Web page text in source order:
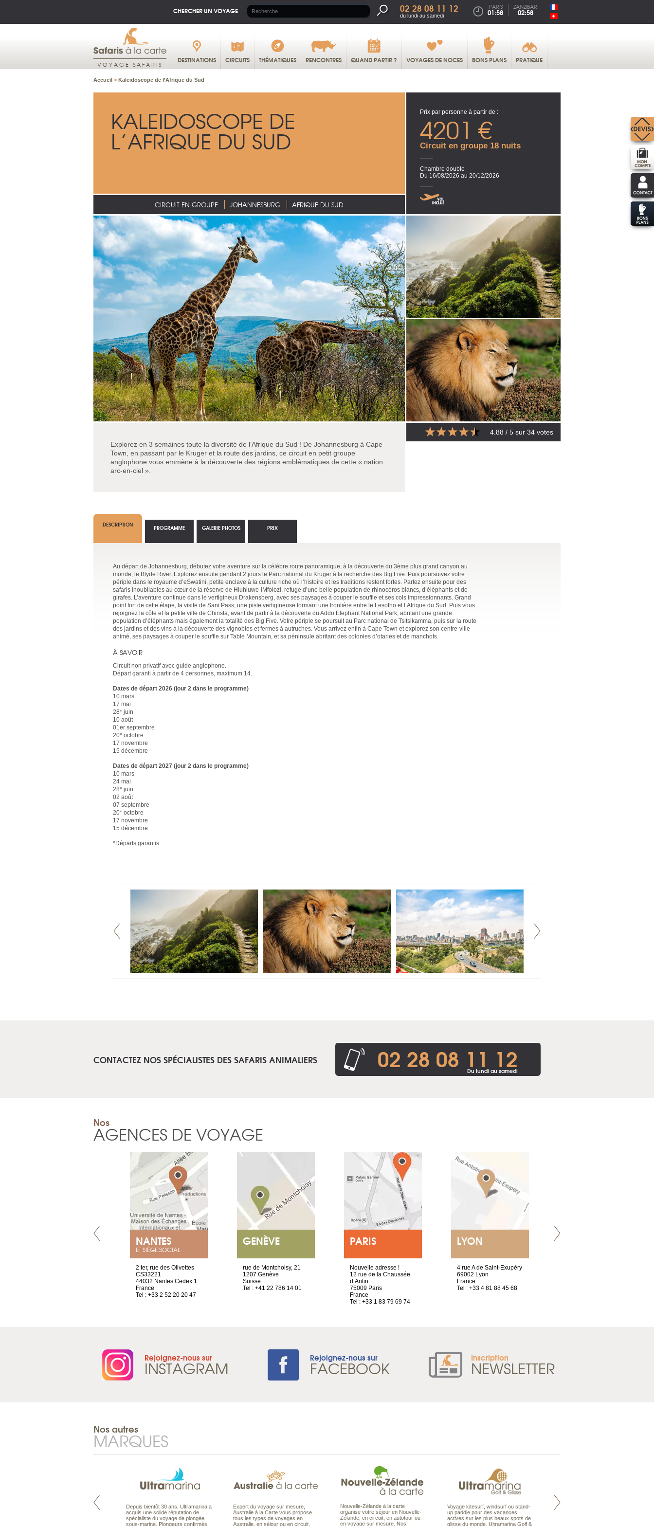
CHERCHER UN VOYAGE 02 28 08 11 12
du lundi au samedi
PARIS
01:58
ZANZIBAR
02:58
VOYAGE SAFARIS DESTINATIONS CIRCUITS THÉMATIQUES RENCONTRES QUAND PARTIR ? VOYAGES DE NOCES BONS PLANS PRATIQUE
Accueil > Kaleidoscope de l’Afrique du Sud
KALEIDOSCOPE DE
L’AFRIQUE DU SUD
CIRCUIT EN GROUPE JOHANNESBURG AFRIQUE DU SUD
Prix par personne à partir de :
4201 €
Circuit en groupe 18 nuits
Chambre double
Du 16/08/2026 au 20/12/2026
Explorez en 3 semaines toute la diversité de l’Afrique du Sud ! De Johannesburg à Cape
Town, en passant par le Kruger et la route des jardins, ce circuit en petit groupe
anglophone vous emmène à la découverte des régions emblématiques de cette « nation
arc-en-ciel ».
4.88 / 5 sur 34 votes
DESCRIPTION
Au départ de Johannesburg, débutez votre aventure sur la célèbre route panoramique, à la découverte du 3ème plus grand canyon au
monde, le Blyde River. Explorez ensuite pendant 2 jours le Parc national du Kruger à la recherche des Big Five. Puis poursuivez votre
périple dans le royaume d’eSwatini, petite enclave à la culture riche où l’histoire et les traditions restent fortes. Partez ensuite pour des
safaris inoubliables au cœur de la réserve de Hluhluwe-iMfolozi, refuge d’une belle population de rhinocéros blancs, d’éléphants et de
girafes. L’aventure continue dans le vertigineux Drakensberg, avec ses paysages à couper le souffle et ses cols impressionnants. Grand
point fort de cette étape, la visite de Sani Pass, une piste vertigineuse formant une frontière entre le Lesotho et l’Afrique du Sud. Puis vous
rejoignez la côte et la petite ville de Chinsta, avant de partir à la découverte du Addo Elephant National Park, abritant une grande
population d’éléphants mais également la totalité des Big Five. Votre périple se poursuit au Parc national de Tsitsikamma, puis sur la route
des jardins et des vins à la découverte des vignobles et fermes à autruches. Vous arrivez enfin à Cape Town et explorez son centre-ville
animé, ses paysages à couper le souffle sur Table Mountain, et sa péninsule abritant des colonies d’otaries et de manchots.
À SAVOIR
Circuit non privatif avec guide anglophone.
Départ garanti à partir de 4 personnes, maximum 14.
Dates de départ 2026 (jour 2 dans le programme)
10 mars
17 mai
28* juin
10 août
01er septembre
20* octobre
17 novembre
15 décembre
Dates de départ 2027 (jour 2 dans le programme)
10 mars
24 mai
28* juin
02 août
07 septembre
20* octobre
17 novembre
15 décembre
*Départs garantis.
PROGRAMME GALERIE PHOTOS PRIX
CONTACTEZ NOS SPÉCIALISTES DES SAFARIS ANIMALIERS 02 28 08 11 12
Du lundi au samedi
Nos
AGENCES DE VOYAGE
NANTES
ET SIÈGE SOCIAL
2 ter, rue des Olivettes
CS33221
44032 Nantes Cedex 1
France
Tel : +33 2 52 20 20 47
GENÈVE
rue de Montchoisy, 21
1207 Genève
Suisse
Tel : +41 22 786 14 01
PARIS
Nouvelle adresse !
12 rue de la Chaussée
d’Antin
75009 Paris
France
Tel : +33 1 83 79 69 74
LYON
4 rue A de Saint-Exupéry
69002 Lyon
France
Tel : +33 4 81 88 45 68
Rejoignez-nous sur
INSTAGRAM Rejoignez-nous sur
FACEBOOK Inscription
NEWSLETTER
Nos autres
MARQUES
Pacifique à la carte est le spécialiste
Depuis bientôt 30 ans, Ultramarina a
acquis une solide réputation de
spécialiste du voyage de plongée
sous-marine. Plongeurs confirmés
Expert du voyage sur mesure,
Australie à la Carte vous propose
tous les types de voyages en
Australie, en séjour ou en circuit,
Nouvelle-Zélande à la carte
organise votre séjour en Nouvelle-
Zélande, en circuit, en autotour ou
en voyage sur mesure. Nos
Voyage kitesurf, windsurf ou stand-
up paddle pour des vacances
actives sur les plus beaux spots de
glisse du monde. Ultramarina Golf &
Maldives à la Carte propose tous